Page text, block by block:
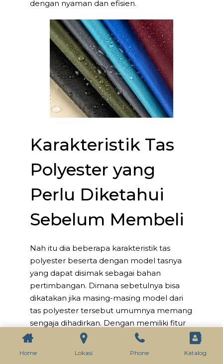
dengan nyaman dan efisien.
Karakteristik Tas
Polyester yang
Perlu Diketahui
Sebelum Membeli
Nah itu dia beberapa karakteristik tas
polyester beserta dengan model tasnya
yang dapat disimak sebagai bahan
pertimbangan. Dimana sebetulnya bisa
dikatakan jika masing-masing model dari
tas polyester tersebut umumnya memang
sengaja dihadirkan. Dengan memiliki fitur
tambahan seperti tahan air, bantalan
Home Lokasi Phone Katalog